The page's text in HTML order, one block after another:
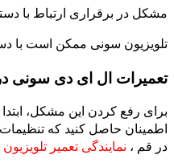
مشکل در برقراری ارتباط با
تلویزیون سونی ممکن است با
تعمیرات ال ای دی سونی
برای رفع کردن این مشکل،
اطمینان حاصل کنید که
در قم ، نمایندگی تعمیر